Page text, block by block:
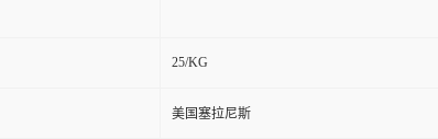
25/KG
美国塞拉尼斯